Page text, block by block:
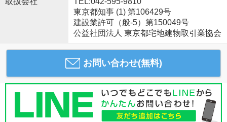
東京都知事 (1) 第106429号
建設業許可（般-5）第150049号
公益社団法人 東京都宅地建物取引業協会
お問い合わせ(無料)